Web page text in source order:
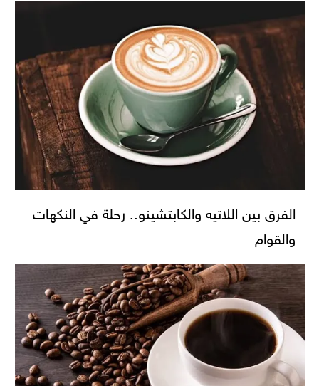
الفرق بين اللاتيه والكابتشينو.. رحلة في النكهات
والقوام